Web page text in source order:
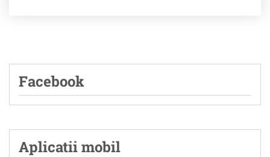
Facebook
Aplicatii mobil